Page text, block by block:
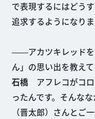
で表現するにはどう
追求するようになりま
――アカツキレッドを
ん」の思い出を教えて
石橋アフレコがコロ
ったんです。そんな
（晋太郎）さんとご